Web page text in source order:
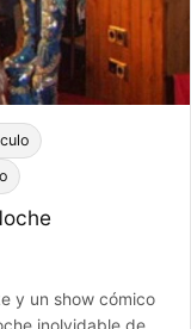
y un show cómico